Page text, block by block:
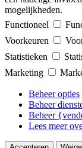
mogelijkheden.
Functioneel
Voorkeuren
Statistieken
Marketing
Beheer opties
Beheer
Beheer
Lees meer